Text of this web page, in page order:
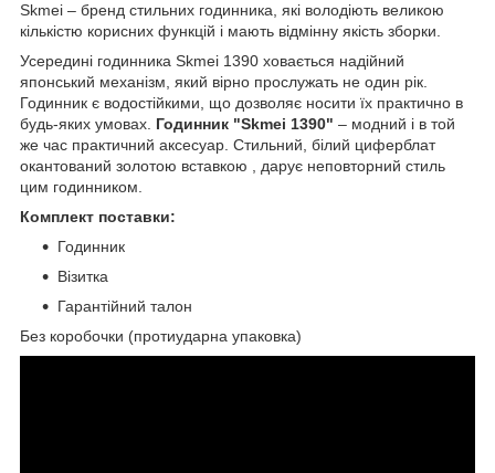
Skmei – бренд стильних годинника, які володіють великою
кількістю корисних функцій і мають відмінну якість зборки.
Усередині годинника Skmei 1390 ховається надійний
японський механізм, який вірно прослужать не один рік.
Годинник є водостійкими, що дозволяє носити їх практично в
будь-яких умовах. Годинник "Skmei 1390" – модний і в той
же час практичний аксесуар. Стильний, білий циферблат
окантований золотою вставкою , дарує неповторний стиль
цим годинником.
Комплект поставки:
Годинник
Візитка
Гарантійний талон
Без коробочки (протиударна упаковка)